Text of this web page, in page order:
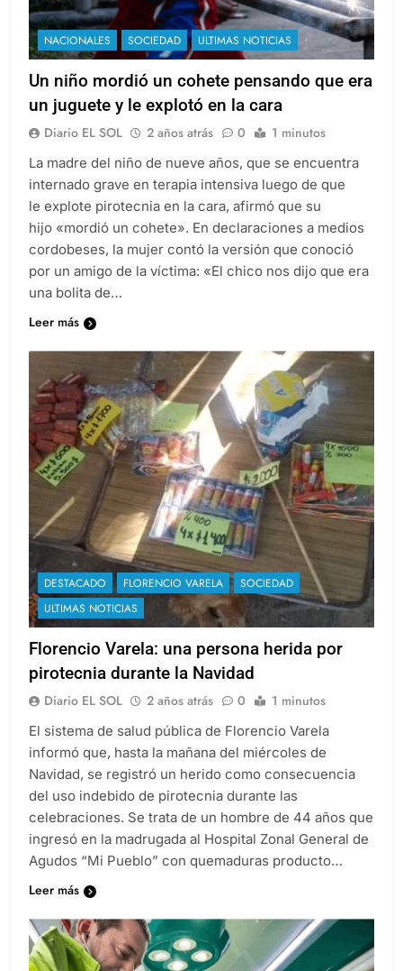
NACIONALES SOCIEDAD ULTIMAS NOTICIAS
Un niño mordió un cohete pensando que era
un juguete y le explotó en la cara
Diario EL SOL 2 años atrás 0 1 minutos
La madre del niño de nueve años, que se encuentra
internado grave en terapia intensiva luego de que
le explote pirotecnia en la cara, afirmó que su
hijo «mordió un cohete». En declaraciones a medios
cordobeses, la mujer contó la versión que conoció
por un amigo de la víctima: «El chico nos dijo que era
una bolita de…
Leer más
DESTACADO FLORENCIO VARELA
SOCIEDAD
ULTIMAS NOTICIAS
Florencio Varela: una persona herida por
pirotecnia durante la Navidad
Diario EL SOL 2 años atrás 0 1 minutos
El sistema de salud pública de Florencio Varela
informó que, hasta la mañana del miércoles de
Navidad, se registró un herido como consecuencia
del uso indebido de pirotecnia durante las
celebraciones. Se trata de un hombre de 44 años que
ingresó en la madrugada al Hospital Zonal General de
Agudos “Mi Pueblo” con quemaduras producto…
Leer más